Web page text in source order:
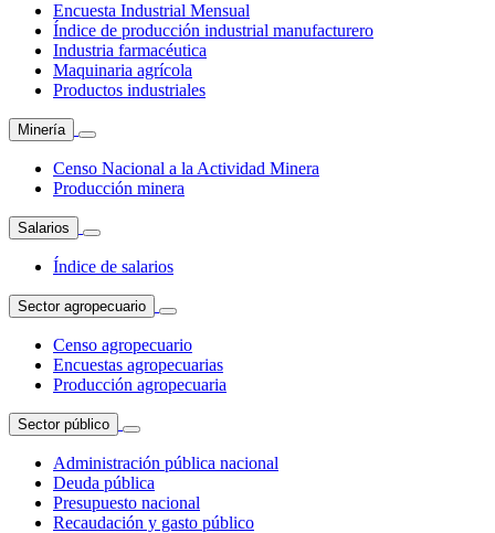
Encuesta Industrial Mensual
Índice de producción industrial manufacturero
Industria farmacéutica
Maquinaria agrícola
Productos industriales
Minería
Censo Nacional a la Actividad Minera
Producción minera
Salarios
Índice de salarios
Sector agropecuario
Censo agropecuario
Encuestas agropecuarias
Producción agropecuaria
Sector público
Administración pública nacional
Deuda pública
Presupuesto nacional
Recaudación y gasto público